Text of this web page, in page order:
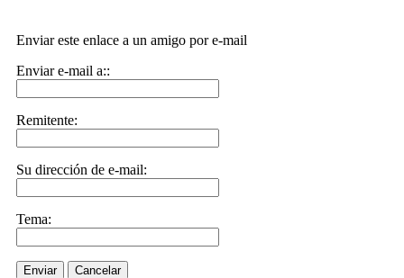
Enviar este enlace a un amigo por e-mail
Enviar e-mail a::
Remitente:
Su dirección de e-mail:
Tema:
Enviar Cancelar